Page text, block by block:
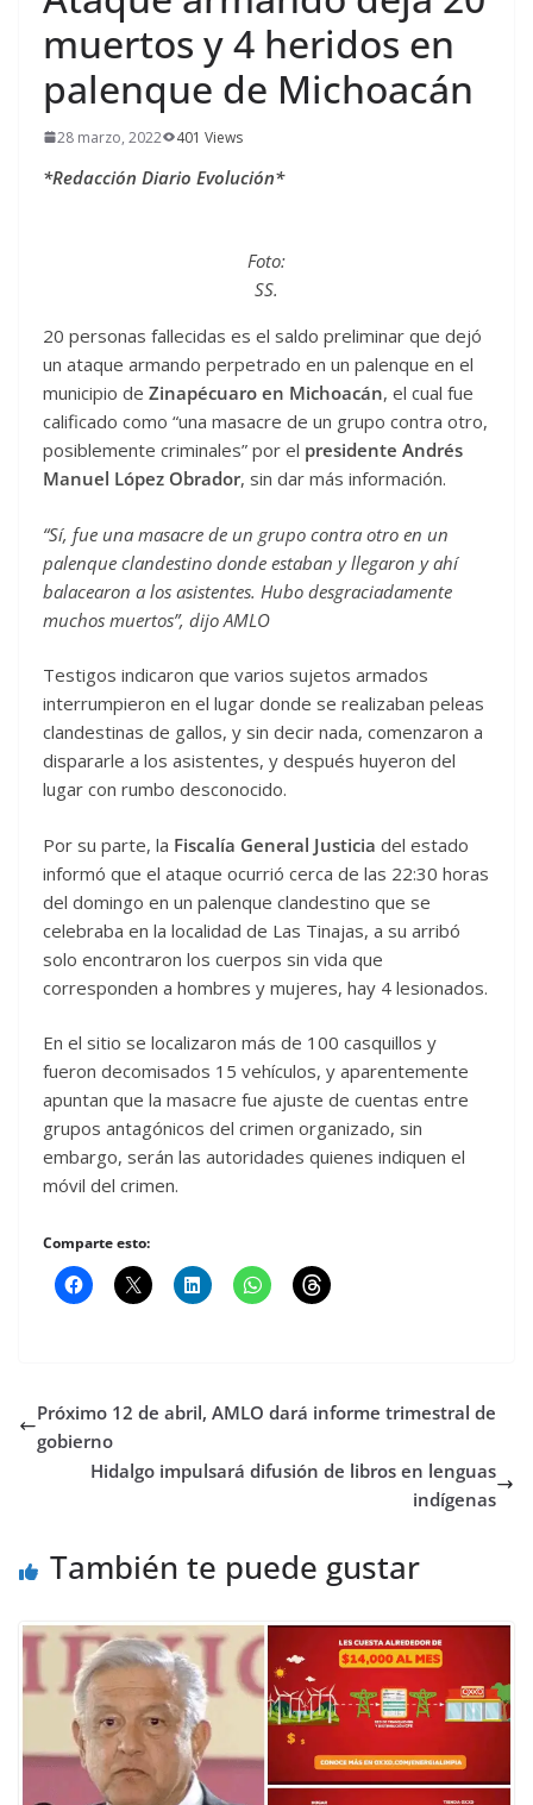
muertos y 4 heridos en
palenque de Michoacán
28 marzo, 2022 401 Views
*Redacción Diario Evolución*
Foto:
SS.
20 personas fallecidas es el saldo preliminar que dejó
un ataque armando perpetrado en un palenque en el
municipio de Zinapécuaro en Michoacán, el cual fue
calificado como “una masacre de un grupo contra otro,
posiblemente criminales” por el presidente Andrés
Manuel López Obrador, sin dar más información.
“Sí, fue una masacre de un grupo contra otro en un
palenque clandestino donde estaban y llegaron y ahí
balacearon a los asistentes. Hubo desgraciadamente
muchos muertos”, dijo AMLO
Testigos indicaron que varios sujetos armados
interrumpieron en el lugar donde se realizaban peleas
clandestinas de gallos, y sin decir nada, comenzaron a
dispararle a los asistentes, y después huyeron del
lugar con rumbo desconocido.
Por su parte, la Fiscalía General Justicia del estado
informó que el ataque ocurrió cerca de las 22:30 horas
del domingo en un palenque clandestino que se
celebraba en la localidad de Las Tinajas, a su arribó
solo encontraron los cuerpos sin vida que
corresponden a hombres y mujeres, hay 4 lesionados.
En el sitio se localizaron más de 100 casquillos y
fueron decomisados 15 vehículos, y aparentemente
apuntan que la masacre fue ajuste de cuentas entre
grupos antagónicos del crimen organizado, sin
embargo, serán las autoridades quienes indiquen el
móvil del crimen.
Comparte esto:
Próximo 12 de abril, AMLO dará informe trimestral de
gobierno
Hidalgo impulsará difusión de libros en lenguas
indígenas
También te puede gustar